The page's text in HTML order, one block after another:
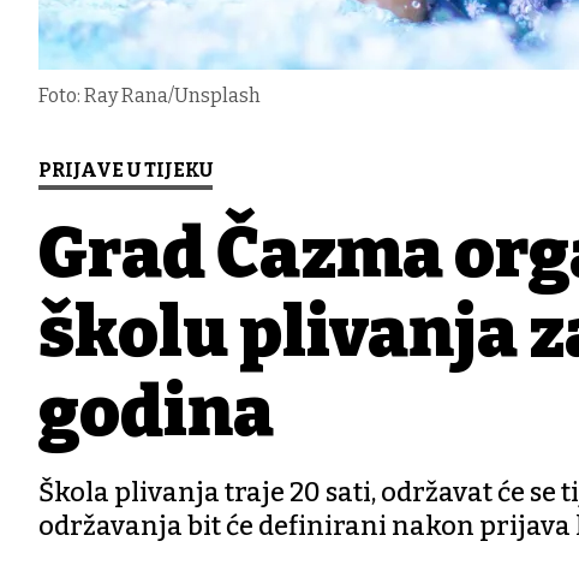
Foto: Ray Rana/Unsplash
PRIJAVE U TIJEKU
Grad Čazma
školu plivanja
godina
Škola plivanja traje 20 sati, održavat će
održavanja bit će definirani nakon prijava